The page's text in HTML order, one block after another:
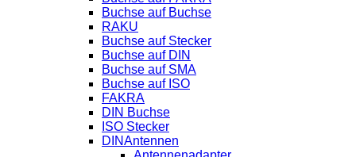
Buchse auf Buchse
RAKU
Buchse auf Stecker
Buchse auf DIN
Buchse auf SMA
Buchse auf ISO
FAKRA
DIN Buchse
ISO Stecker
DINAntennen